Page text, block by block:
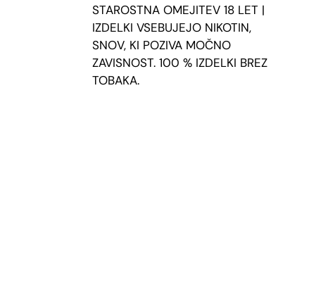
STAROSTNA OMEJITEV 18 LET |
IZDELKI VSEBUJEJO NIKOTIN,
SNOV, KI POZIVA MOČNO
ZAVISNOST. 100 % IZDELKI BREZ
TOBAKA.